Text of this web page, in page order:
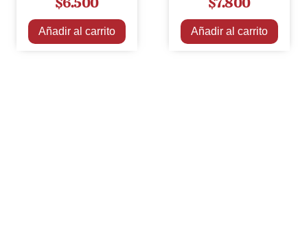
Añadir al carrito Añadir al carrito